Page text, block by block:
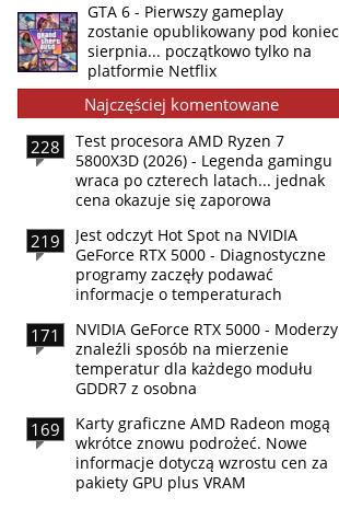
GTA 6 - Pierwszy gameplay
zostanie opublikowany pod koniec
sierpnia... początkowo tylko na
platformie Netflix
Najczęściej komentowane
228
Test procesora AMD Ryzen 7
5800X3D (2026) - Legenda gamingu
wraca po czterech latach... jednak
cena okazuje się zaporowa
219
Jest odczyt Hot Spot na NVIDIA
GeForce RTX 5000 - Diagnostyczne
programy zaczęły podawać
informacje o temperaturach
171
NVIDIA GeForce RTX 5000 - Moderzy
znaleźli sposób na mierzenie
temperatur dla każdego modułu
GDDR7 z osobna
169
Karty graficzne AMD Radeon mogą
wkrótce znowu podrożeć. Nowe
informacje dotyczą wzrostu cen za
pakiety GPU plus VRAM